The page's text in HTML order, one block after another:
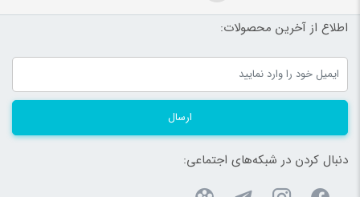
اطلاع از آخرین محصولات:
ارسال
دنبال کردن در شبکه‌های اجتماعی: